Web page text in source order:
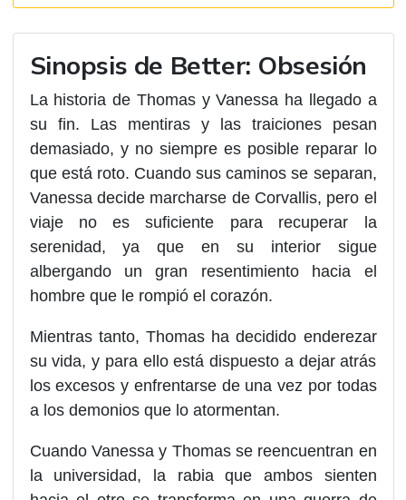
Sinopsis de Better: Obsesión
La historia de Thomas y Vanessa ha llegado a
su fin. Las mentiras y las traiciones pesan
demasiado, y no siempre es posible reparar lo
que está roto. Cuando sus caminos se separan,
Vanessa decide marcharse de Corvallis, pero el
viaje no es suficiente para recuperar la
serenidad, ya que en su interior sigue
albergando un gran resentimiento hacia el
hombre que le rompió el corazón.
Mientras tanto, Thomas ha decidido enderezar
su vida, y para ello está dispuesto a dejar atrás
los excesos y enfrentarse de una vez por todas
a los demonios que lo atormentan.
Cuando Vanessa y Thomas se reencuentran en
la universidad, la rabia que ambos sienten